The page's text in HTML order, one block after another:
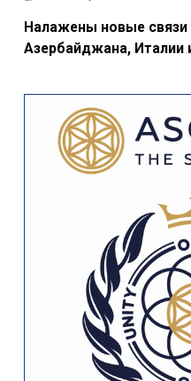
Налажены новые
Азербайджана, Италии